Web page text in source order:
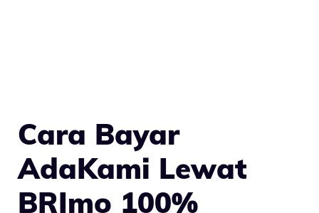
Cara Bayar
AdaKami Lewat
BRImo 100%